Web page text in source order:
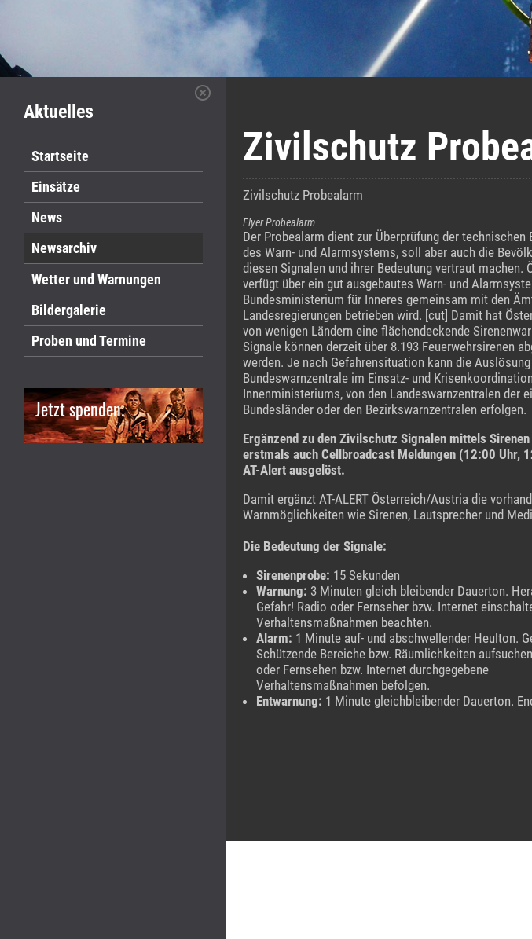
Aktuelles
Startseite
Einsätze
News
Newsarchiv
Wetter und Warnungen
Bildergalerie
Proben und Termine
Jetzt spenden.
Zivilschutz
Zivilschutz Probealarm
Flyer Probealarm
Der Probealarm dient zur Überprüfung der technischen
des Warn- und Alarmsystems, soll aber auch die
diesen Signalen und ihrer Bedeutung vertraut machen.
verfügt über ein gut ausgebautes Warn- und
Bundesministerium für Inneres gemeinsam mit den
Landesregierungen betrieben wird. [cut] Damit hat
von wenigen Ländern eine flächendeckende
Signale können derzeit über 8.193 Feuerwehrsirenen
werden. Je nach Gefahrensituation kann die
Bundeswarnzentrale im Einsatz- und
Innenministeriums, von den Landeswarnzentralen der
Bundesländer oder den Bezirkswarnzentralen erfolgen.
Ergänzend zu den Zivilschutz Signalen mittels
erstmals auch Cellbroadcast Meldungen (12:00 Uhr,
AT-Alert ausgelöst.
Damit ergänzt AT-ALERT Österreich/Austria die
Warnmöglichkeiten wie Sirenen, Lautsprecher und
Die Bedeutung der Signale:
Sirenenprobe: 15 Sekunden
Warnung: 3 Minuten gleich bleibender Dauerton.
Gefahr! Radio oder Fernseher bzw. Internet
Verhaltensmaßnahmen beachten.
Alarm: 1 Minute auf- und abschwellender Heulton.
Schützende Bereiche bzw. Räumlichkeiten
oder Fernsehen bzw. Internet durchgegebene
Verhaltensmaßnahmen befolgen.
Entwarnung: 1 Minute gleichbleibender Dauerton.